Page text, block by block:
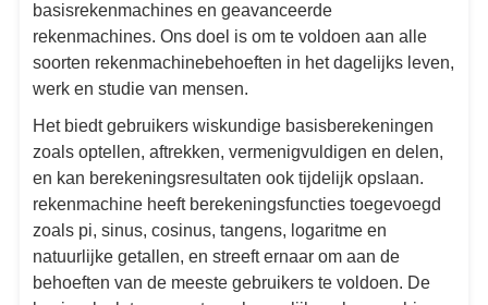
basisrekenmachines en geavanceerde
rekenmachines. Ons doel is om te voldoen aan alle
soorten rekenmachinebehoeften in het dagelijks leven,
werk en studie van mensen.
Het biedt gebruikers wiskundige basisberekeningen
zoals optellen, aftrekken, vermenigvuldigen en delen,
en kan berekeningsresultaten ook tijdelijk opslaan.
rekenmachine heeft berekeningsfuncties toegevoegd
zoals pi, sinus, cosinus, tangens, logaritme en
natuurlijke getallen, en streeft ernaar om aan de
behoeften van de meeste gebruikers te voldoen. De